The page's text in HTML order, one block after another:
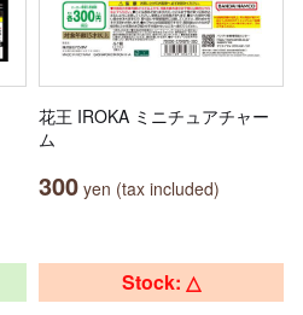
花王 IROKA ミニチュアチャー
ム
300 yen (tax included)
Stock: △